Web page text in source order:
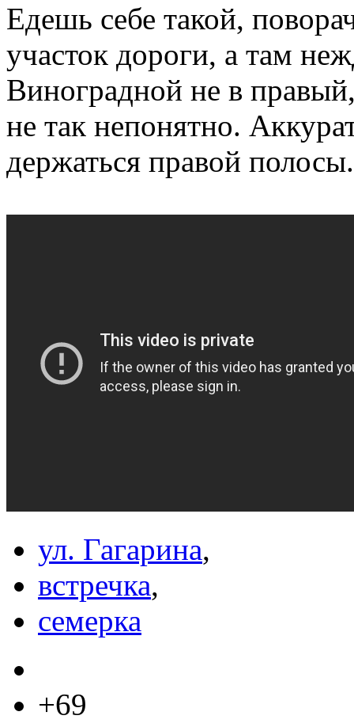
Едешь себе такой,
участок дороги, а там
Виноградной не в
не так непонятно.
держаться правой полосы.
ул. Гагарина,
встречка,
семерка
+69